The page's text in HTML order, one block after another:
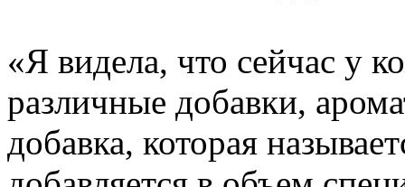
«Я видела, что сейчас у
различные добавки,
добавка, которая